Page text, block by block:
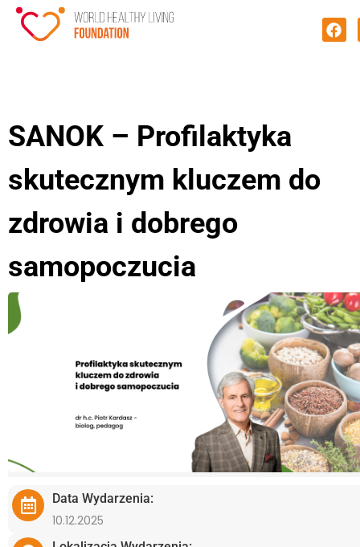
SANOK – Profilaktyka
skutecznym kluczem do
zdrowia i dobrego
samopoczucia
Data Wydarzenia:
10.12.2025